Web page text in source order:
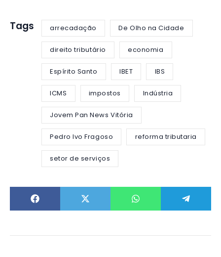
Tags arrecadação De Olho na Cidade
direito tributário economia
Espírito Santo IBET IBS
ICMS impostos Indústria
Jovem Pan News Vitória
Pedro Ivo Fragoso reforma tributaria
setor de serviços